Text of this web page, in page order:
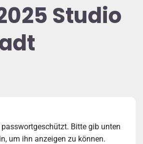
Studio
Bitte gib unten
um ihn anzeigen zu können.